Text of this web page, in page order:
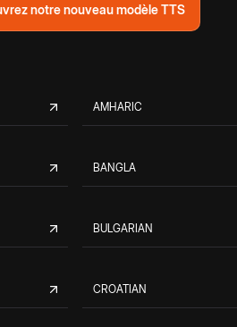
notre nouveau modèle TTS
AMHARIC
BANGLA
BULGARIAN
CROATIAN